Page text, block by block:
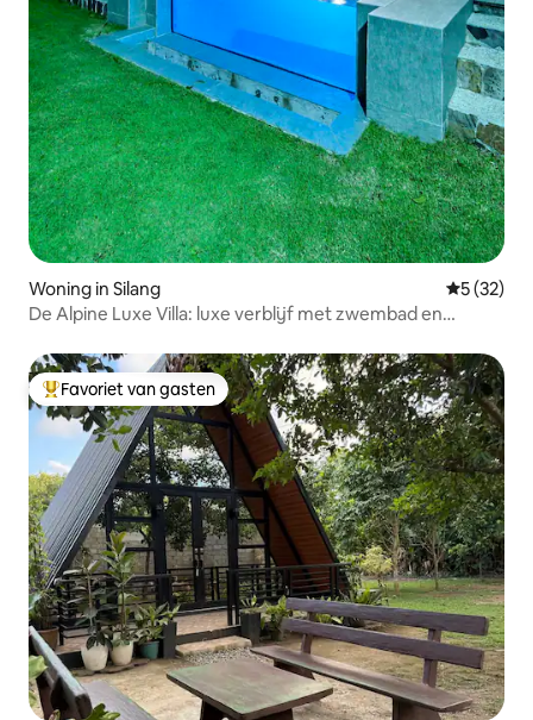
Woning in Silang
5 (32)
De Alpine Luxe Villa: luxe verblijf met zwembad en
Topfavoriet van gasten
Favoriet van gasten